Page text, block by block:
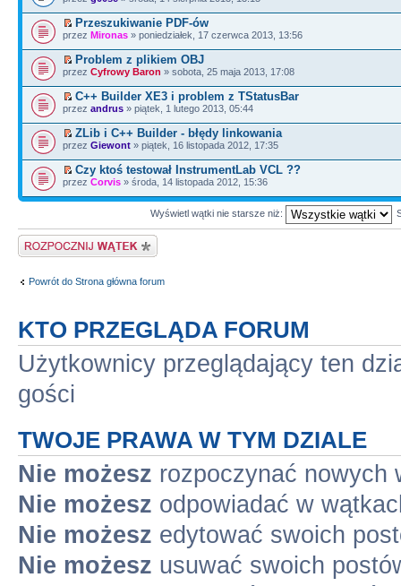
Przeszukiwanie PDF-ów
przez Mironas » poniedziałek, 17 czerwca 2013, 13:56
Problem z plikiem OBJ
przez Cyfrowy Baron » sobota, 25 maja 2013, 17:08
C++ Builder XE3 i problem z TStatusBar
przez andrus » piątek, 1 lutego 2013, 05:44
ZLib i C++ Builder - błędy linkowania
przez Giewont » piątek, 16 listopada 2012, 17:35
Czy ktoś testował InstrumentLab VCL ??
przez Corvis » środa, 14 listopada 2012, 15:36
Wyświetl wątki nie starsze niż:
Napisz wątek
Powrót do Strona główna forum
KTO PRZEGLĄDA FORUM
Użytkownicy przeglądający ten
gości
TWOJE PRAWA W TYM DZIALE
Nie możesz rozpoczynać nowych
Nie możesz odpowiadać w
Nie możesz edytować swoich
Nie możesz usuwać swoich